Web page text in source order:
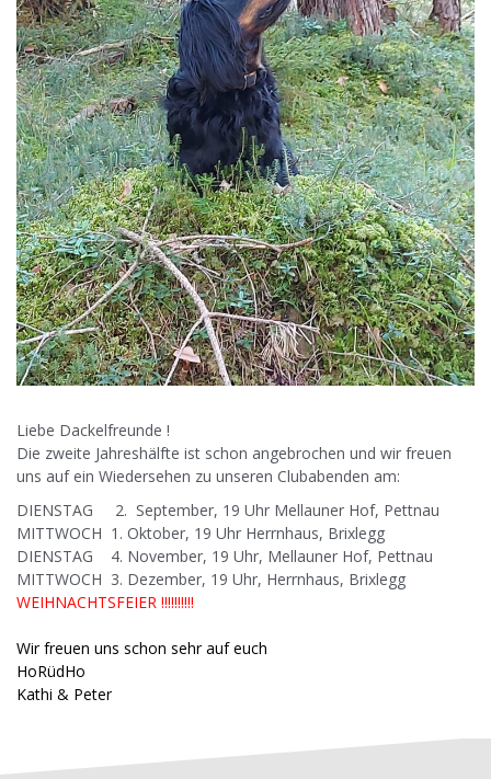
Liebe Dackelfreunde !
Die zweite Jahreshälfte ist schon angebrochen und wir freuen
uns auf ein Wiedersehen zu unseren Clubabenden am:
DIENSTAG 2. September, 19 Uhr Mellauner Hof, Pettnau
MITTWOCH 1. Oktober, 19 Uhr Herrnhaus, Brixlegg
DIENSTAG 4. November, 19 Uhr, Mellauner Hof, Pettnau
MITTWOCH 3. Dezember, 19 Uhr, Herrnhaus, Brixlegg
WEIHNACHTSFEIER !!!!!!!!!!
Wir freuen uns schon sehr auf euch
HoRüdHo
Kathi & Peter